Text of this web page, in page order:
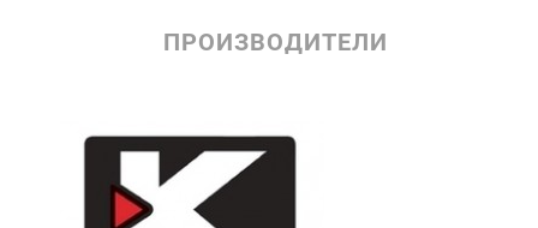
ПРОИЗВОДИТЕЛИ